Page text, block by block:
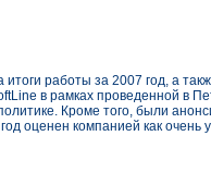
работы за 2007 год, а
в рамках проведенной в
Кроме того, были
оценен компанией как очень